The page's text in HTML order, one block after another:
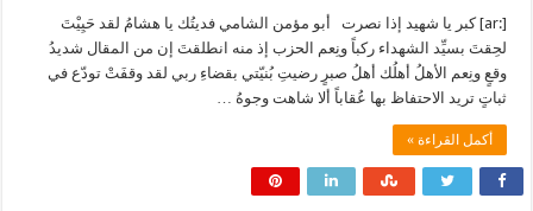
[:ar] كبر يا شهيد إذا نصرت أبو مؤمن الشامي فديتُك يا هشامُ لقد حَيِيْتَ
لحِقتَ بسيِّد الشهداء ركباً ونِعم الحزب إذ منه انطلقتَ إن من المقال شديدُ
وقعٍ ونِعم الأهلُ أهلُك أهلُ صبرٍ رضيتِ بُنيّتي بقضاءِ ربي لقد وقفَتْ تودّع في
ثباتٍ تريد الاحتفاظ بها عُقاباً ألا شاهت وجوهُ …
أكمل القراءة »